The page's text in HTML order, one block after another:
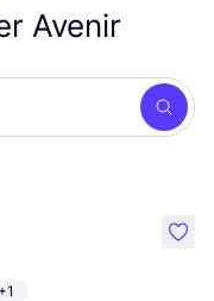
Avenir
+1
like